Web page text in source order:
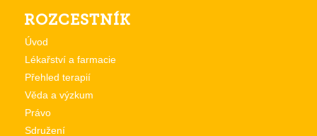
ROZCESTNÍK
Úvod
Lékařství a farmacie
Přehled terapií
Věda a výzkum
Právo
Sdružení